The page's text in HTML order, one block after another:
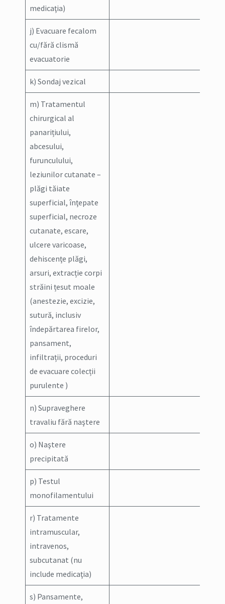
medicaţia)
j) Evacuare fecalom
cu/fără clismă
evacuatorie
k) Sondaj vezical
m) Tratamentul
chirurgical al
panarițiului,
abcesului,
furunculului,
leziunilor cutanate –
plăgi tăiate
superficial, înţepate
superficial, necroze
cutanate, escare,
ulcere varicoase,
dehiscenţe plăgi,
arsuri, extracție corpi
străini țesut moale
(anestezie, excizie,
sutură, inclusiv
îndepărtarea firelor,
pansament,
infiltrații, proceduri
de evacuare colecții
purulente )
n) Supraveghere
travaliu fără naştere
o) Naştere
precipitată
p) Testul
monofilamentului
r) Tratamente
intramuscular,
intravenos,
subcutanat (nu
include medicaţia)
s) Pansamente,